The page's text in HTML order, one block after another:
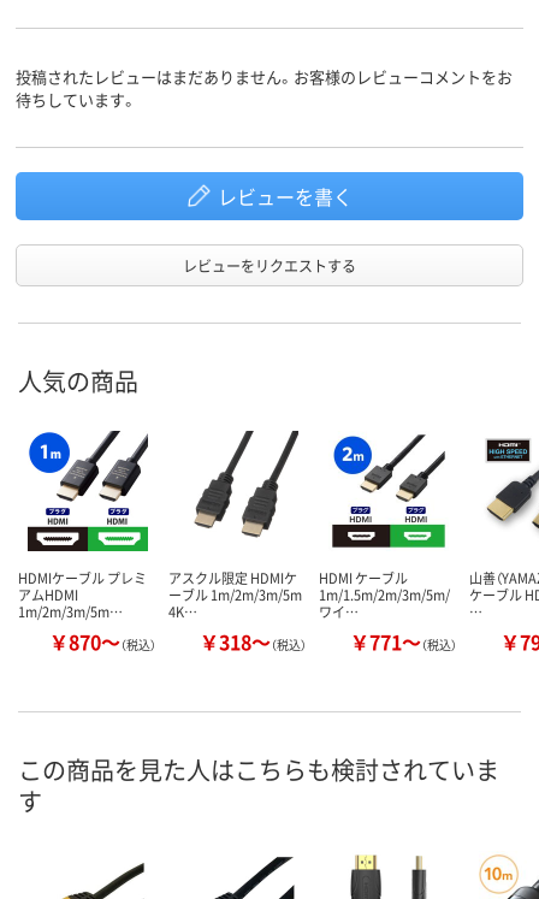
投稿されたレビューはまだありません。お客様のレビューコメントをお
待ちしています。
レビューを書く
レビューをリクエストする
人気の商品
HDMIケーブル プレミ
アムHDMI
1m/2m/3m/5m…
￥870～（税込）
アスクル限定 HDMIケ
ーブル 1m/2m/3m/5m
4K…
￥318～（税込）
HDMI ケーブル
1m/1.5m/2m/3m/5m/
ワイ…
￥771～（税込）
山善（
ケーブル
…
￥
この商品を見た人はこちらも検討されていま
す